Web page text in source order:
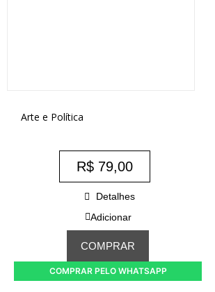
Arte e Política
R$79,00
Detalhes
Adicionar
COMPRAR
COMPRAR PELO WHATSAPP